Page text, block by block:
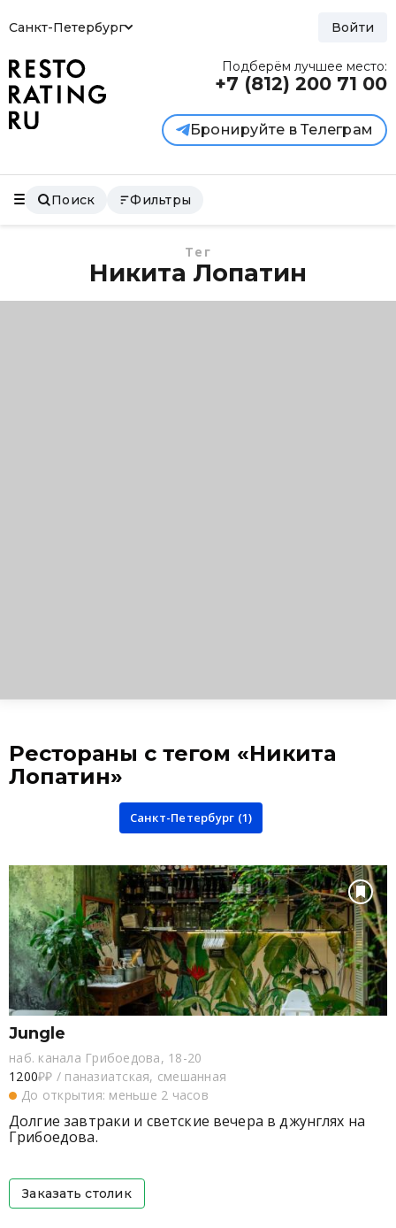
Санкт-Петербург Войти
Подберём лучшее место:
+7 (812) 200 71 00
Бронируйте в Телеграм
Поиск Фильтры
Тег
Никита Лопатин
Рестораны с тегом «Никита
Лопатин»
Санкт-Петербург (1)
Jungle
наб. канала Грибоедова, 18-20
1200₽₽ / паназиатская, смешанная
До открытия: меньше 2 часов
Долгие завтраки и светские вечера в джунглях на
Грибоедова.
Заказать столик